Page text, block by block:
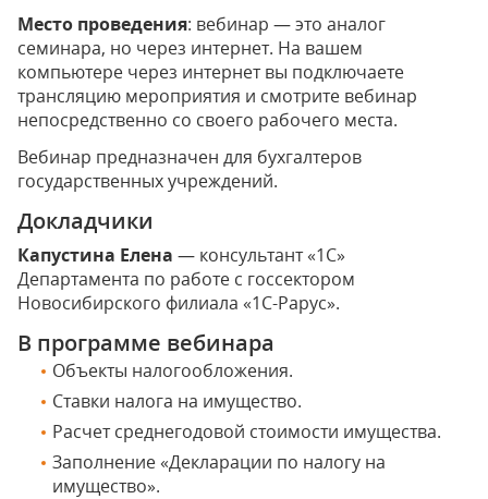
Место проведения: вебинар — это аналог
семинара, но через интернет. На вашем
компьютере через интернет вы подключаете
трансляцию мероприятия и смотрите вебинар
непосредственно со своего рабочего места.
Вебинар предназначен для бухгалтеров
государственных учреждений.
Докладчики
Капустина Елена — консультант «1С»
Департамента по работе с госсектором
Новосибирского филиала «1С-Рарус».
В программе вебинара
Объекты налогообложения.
Ставки налога на имущество.
Расчет среднегодовой стоимости имущества.
Заполнение «Декларации по налогу на
имущество».